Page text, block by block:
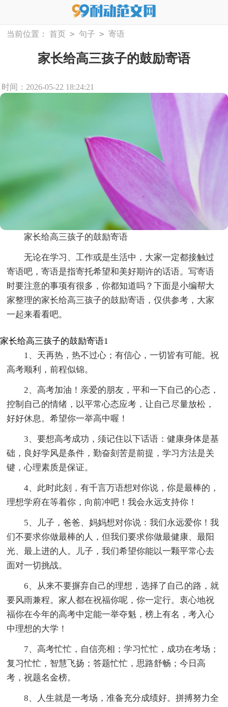
当前位置： 首页 > 句子 > 寄语
家长给高三孩子的鼓励寄语
时间：2026-05-22 18:24:21
家长给高三孩子的鼓励寄语
无论在学习、工作或是生活中，大家一定都接触过
寄语吧，寄语是指寄托希望和美好期许的话语。写寄语
时要注意的事项有很多，你都知道吗？下面是小编帮大
家整理的家长给高三孩子的鼓励寄语，仅供参考，大家
一起来看看吧。
家长给高三孩子的鼓励寄语1
1、天再热，热不过心；有信心，一切皆有可能。祝
高考顺利，前程似锦。
2、高考加油！亲爱的朋友，平和一下自己的心态，
控制自己的情绪，以平常心态应考，让自己尽量放松，
好好休息。希望你一举高中喔！
3、要想高考成功，须记住以下话语：健康身体是基
础，良好学风是条件，勤奋刻苦是前提，学习方法是关
键，心理素质是保证。
4、此时此刻，有千言万语想对你说，你是最棒的，
理想学府在等着你，向前冲吧！我会永远支持你！
5、儿子，爸爸、妈妈想对你说：我们永远爱你！我
们不要求你做最棒的人，但我们要求你做最健康、最阳
光、最上进的人。儿子，我们希望你能以一颗平常心去
面对一切挑战。
6、从来不要摒弃自己的理想，选择了自己的路，就
要风雨兼程。家人都在祝福你呢，你一定行。衷心地祝
福你在今年的高考中定能一举夺魁，榜上有名，考入心
中理想的大学！
7、高考忙忙，自信亮相；学习忙忙，成功在考场；
复习忙忙，智慧飞扬；答题忙忙，思路舒畅；今日高
考，祝题名金榜。
8、人生就是一考场，准备充分成绩好。拼搏努力全